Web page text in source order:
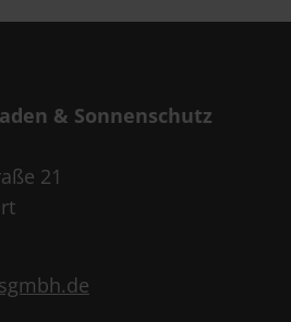
& Sonnenschutz
21